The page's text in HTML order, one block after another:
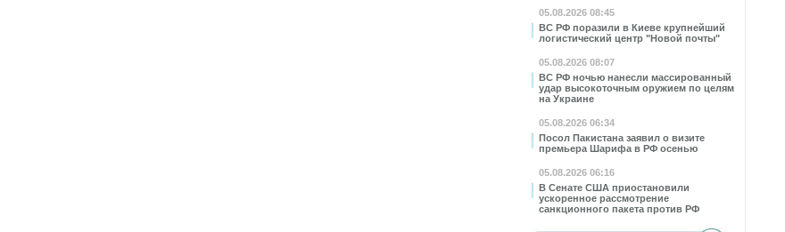
05.08.2026 08:45
ВС РФ поразили в Киеве крупнейший
логистический центр "Новой почты"
05.08.2026 08:07
ВС РФ ночью нанесли массированный
удар высокоточным оружием по целям
на Украине
05.08.2026 06:34
Посол Пакистана заявил о визите
премьера Шарифа в РФ осенью
05.08.2026 06:16
В Сенате США приостановили
ускоренное рассмотрение
санкционного пакета против РФ